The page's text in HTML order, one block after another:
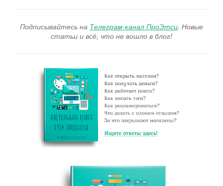
Подписывайтесь на Телеграм-канал ПроЭтси. Новые
статьи и всё, что не вошло в блог!